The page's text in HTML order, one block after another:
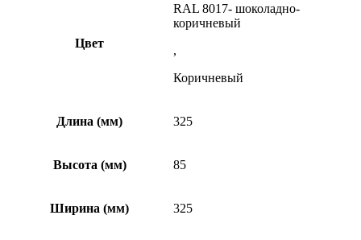
Цвет
RAL 8017- шоколадно-
коричневый
,
Коричневый
Длина (мм) 325
Высота (мм) 85
Ширина (мм) 325